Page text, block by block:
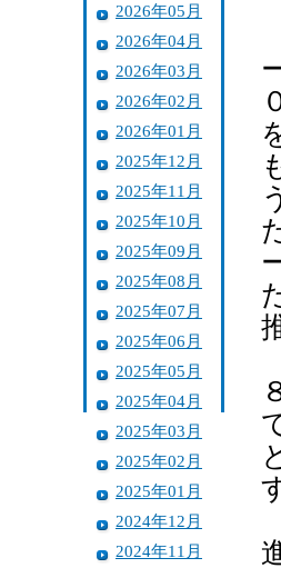
2026年05月
2026年04月
2026年03月
2026年02月
2026年01月
2025年12月
2025年11月
2025年10月
2025年09月
2025年08月
2025年07月
2025年06月
2025年05月
2025年04月
2025年03月
2025年02月
2025年01月
2024年12月
2024年11月